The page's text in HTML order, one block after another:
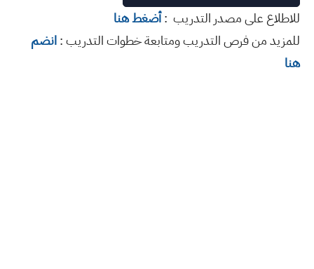
للاطلاع على مصدر التدريب :أضغط هنا
للمزيد من فرص التدريب ومتابعة خطوات التدريب :انضم
هنا